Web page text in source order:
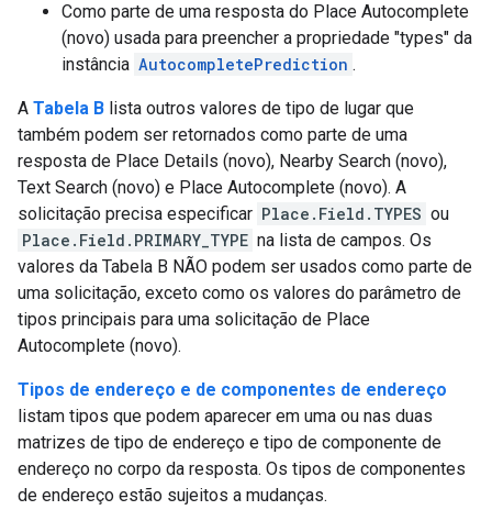
Como parte de uma resposta do Place Autocomplete
(novo) usada para preencher a propriedade "types" da
instância AutocompletePrediction .
A Tabela B lista outros valores de tipo de lugar que
também podem ser retornados como parte de uma
resposta de Place Details (novo), Nearby Search (novo),
Text Search (novo) e Place Autocomplete (novo). A
solicitação precisa especificar Place.Field.TYPES ou
Place.Field.PRIMARY_TYPE na lista de campos. Os
valores da Tabela B NÃO podem ser usados como parte de
uma solicitação, exceto como os valores do parâmetro de
tipos principais para uma solicitação de Place
Autocomplete (novo).
Tipos de endereço e de componentes de endereço
listam tipos que podem aparecer em uma ou nas duas
matrizes de tipo de endereço e tipo de componente de
endereço no corpo da resposta. Os tipos de componentes
de endereço estão sujeitos a mudanças.